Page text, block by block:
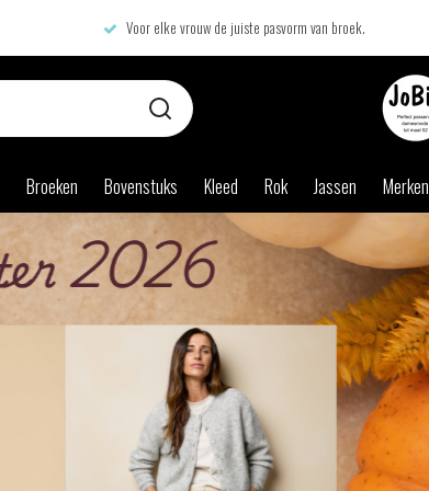
Voor elke vrouw de juiste pasvorm van broek.
Broeken Bovenstuks Kleed Rok Jassen Merken